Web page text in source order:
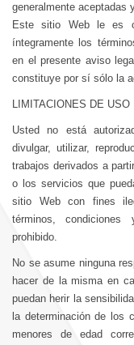
generalmente aceptadas
Este sitio Web le es
íntegramente los
en el presente aviso
constituye por sí sólo la
LIMITACIONES DE USO
Usted no está
divulgar, utilizar,
trabajos derivados a
o los servicios que
sitio Web con fines
términos, condiciones
prohibido.
No se asume ninguna
hacer de la misma en
puedan herir la
la determinación de los
menores de edad